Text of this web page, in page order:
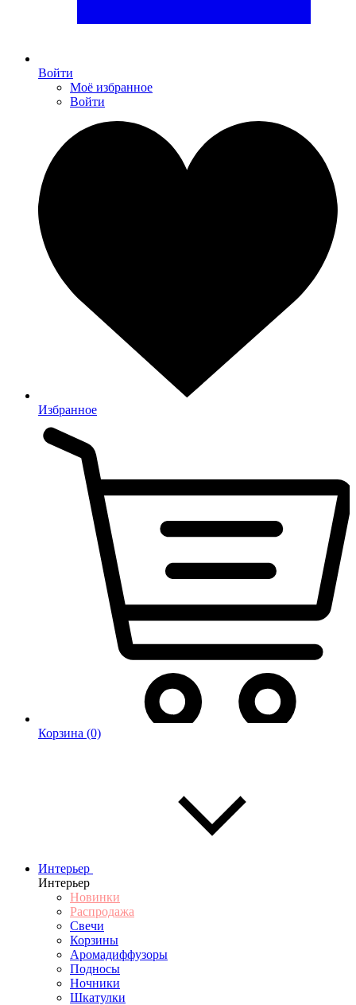
Войти
Моё избранное
Войти
Избранное
Корзина (0)
Интерьер
Интерьер
Новинки
Распродажа
Свечи
Корзины
Аромадиффузоры
Подносы
Ночники
Шкатулки